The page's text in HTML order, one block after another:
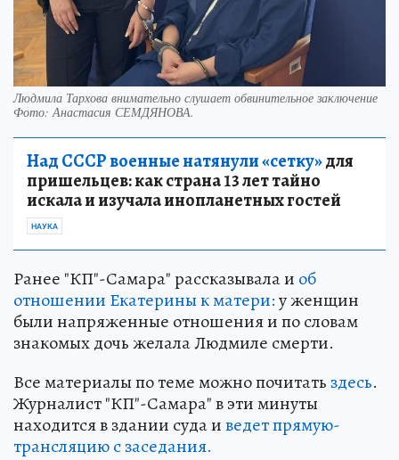
Людмила Тархова внимательно слушает обвинительное заключение
Фото:Анастасия СЕМДЯНОВА.
Над СССР военные натянули «сетку»для
пришельцев: как страна 13 лет тайно
искала и изучала инопланетных гостей
НАУКА
Ранее "КП"-Самара" рассказывала и об
отношении Екатерины к матери:у женщин
были напряженные отношения и по словам
знакомых дочь желала Людмиле смерти.
Все материалы по теме можно почитать здесь.
Журналист "КП"-Самара" в эти минуты
находится в здании суда иведет прямую-
трансляцию с заседания.